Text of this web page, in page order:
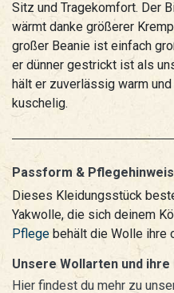
Sitz und Tragekomfort. Der
wärmt danke größerer
großer Beanie ist einfach
er dünner gestrickt ist als
hält er zuverlässig warm
kuschelig.
Passform & Pflegehinweis
Dieses Kleidungsstück
Yakwolle, die sich deinem
Pflege behält die Wolle ihre
Unsere Wollarten und
Hier findest du mehr zu